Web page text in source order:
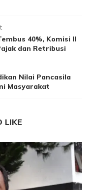
40%, Komisi II
dan Retribusi
Nilai Pancasila
Masyarakat
LIKE